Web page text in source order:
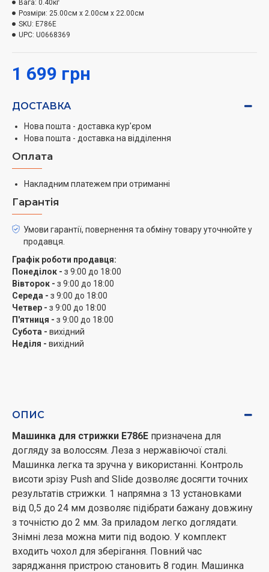
заряджання пристрою становить 8 годин. Машинка
працює від мережі та автономно, від акумулятора (60
хвилин роботи).
1 699 грн
Вага: 0.40кг
Розміри: 25.00см x 2.00см x 22.00см
SKU: E786E
UPC: U0668369
ДОСТАВКА
Нова пошта - доставка кур'єром
Нова пошта - доставка на відділення
Оплата
Накладним платежем при отриманні
Гарантія
Умови гарантії, повернення та обміну товару уточнюйте у
продавця.
Графік роботи продавця:
Понеділок - з 9:00 до 18:00
Вівторок - з 9:00 до 18:00
Середа - з 9:00 до 18:00
Четвер - з 9:00 до 18:00
П'ятниця - з 9:00 до 18:00
Субота - вихідний
Неділя - вихідний
ОПИС
Машинка для стрижки E786E призначена для
догляду за волоссям. Леза з нержавіючої сталі.
Машинка легка та зручна у використанні. Контроль
висоти зрізу Push and Slide дозволяє досягти точних
результатів стрижки. 1 напрямна з 13 установками
від 0,5 до 24 мм дозволяє підібрати бажану довжину
з точністю до 2 мм. За приладом легко доглядати.
Знімні леза можна мити під водою. У комплект
входить чохол для зберігання. Повний час
заряджання пристрою становить 8 годин. Машинка